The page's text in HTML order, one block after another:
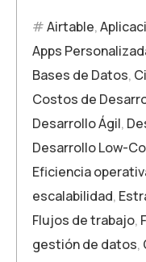
Airtable,
Apps
Bases de Datos,
Costos de
Desarrollo Ágil,
Desarrollo Low-
Eficiencia
escalabilidad,
Flujos de trabajo,
gestión de datos,